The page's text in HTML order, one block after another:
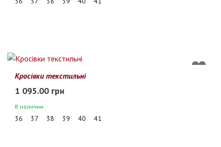
Кросівки текстильні
1 095.00 грн
В наличии
36 37 38 39 40 41